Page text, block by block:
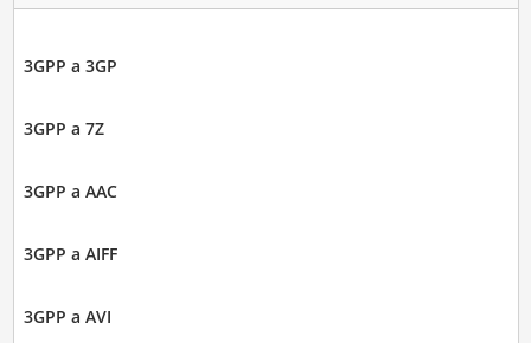
3GPP a 3GP
3GPP a 7Z
3GPP a AAC
3GPP a AIFF
3GPP a AVI